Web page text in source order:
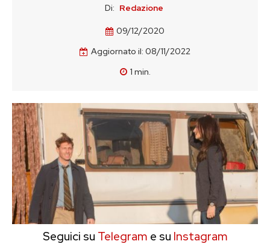
Di: Redazione
09/12/2020
Aggiornato il: 08/11/2022
1 min.
Seguici su Telegram e su Instagram